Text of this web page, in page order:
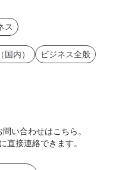
ス
国内） ビジネス全般
い合わせはこちら。
直接連絡できます。